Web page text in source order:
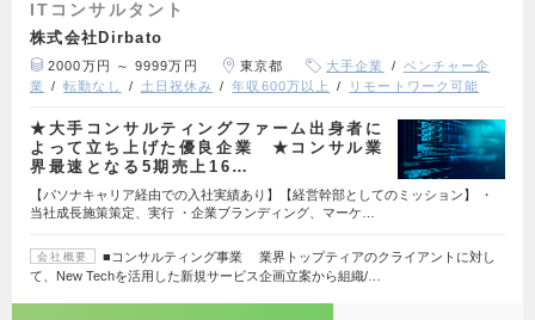
ITコンサルタント
株式会社Dirbato
2000万円 ～ 9999万円 東京都 大手企業
ベンチャー企
業
転勤なし 土日祝休み 年収600万以上 リモートワーク可能
★大手コンサルティングファーム出身者に
よって立ち上げた優良企業 ★コンサル業
界最速となる5期売上16…
【パソナキャリア経由での入社実績あり】【経営幹部としてのミッション】 ・
当社成長施策策定、実行 ・企業ブランディング、マーケ…
会社概要
■コンサルティング事業 業界トップティアのクライアントに対し
て、New Techを活用した新規サービス企画立案から組織/…